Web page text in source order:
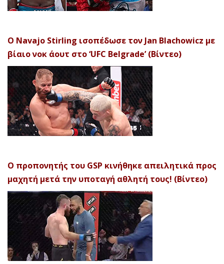
Ο Navajo Stirling ισοπέδωσε τον Jan Blachowicz με
βίαιο νοκ άουτ στο ‘UFC Belgrade’ (Βίντεο)
Ο προπονητής του GSP κινήθηκε απειλητικά προς
μαχητή μετά την υποταγή αθλητή τους! (Βίντεο)